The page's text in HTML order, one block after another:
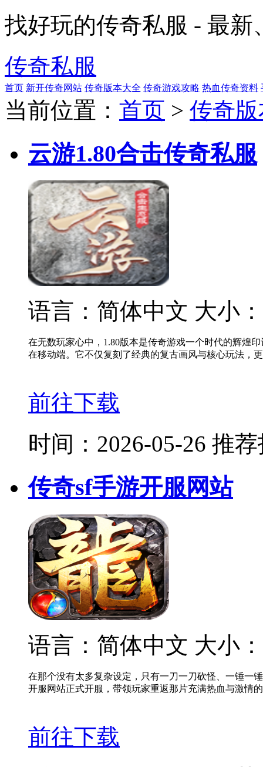
找好玩的传奇私服 - 最
传奇私服
首页 新开传奇网站 传奇版本大全 传奇游戏攻略 热血传奇资料
当前位置： 首页 > 传奇
云游1.80合击传奇私服
语言：简体中文 大小
在无数玩家心中，1.80版本是传奇游戏一个时代的辉煌
在移动端。它不仅复刻了经典的复古画风与核心玩法，
前往下载
时间：2026-05-26 推
传奇sf手游开服网站
语言：简体中文 大小
在那个没有太多复杂设定，只有一刀一刀砍怪、一锤一
开服网站正式开服，带领玩家重返那片充满热血与激情
前往下载